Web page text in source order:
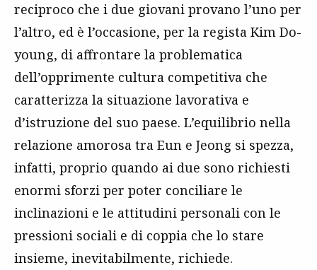
reciproco che i due giovani provano l’uno per
l’altro, ed è l’occasione, per la regista Kim Do-
young, di affrontare la problematica
dell’opprimente cultura competitiva che
caratterizza la situazione lavorativa e
d’istruzione del suo paese. L’equilibrio nella
relazione amorosa tra Eun e Jeong si spezza,
infatti, proprio quando ai due sono richiesti
enormi sforzi per poter conciliare le
inclinazioni e le attitudini personali con le
pressioni sociali e di coppia che lo stare
insieme, inevitabilmente, richiede.